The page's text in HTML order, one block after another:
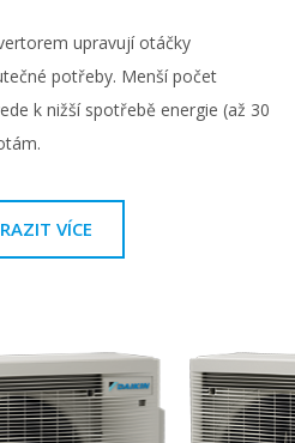
upravují otáčky
potřeby. Menší počet
k nižší spotřebě energie (až 30
VÍCE